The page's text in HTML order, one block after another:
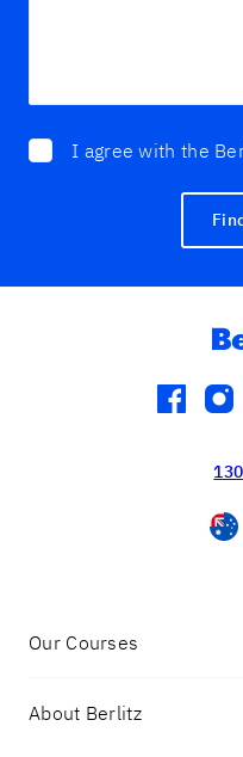
I agree with the
Our Courses
About Berlitz